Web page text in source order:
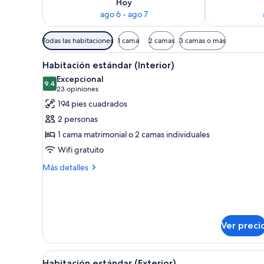
Hoy
ago 6 - ago 7
Filtros
disponibles
para
las
habitaciones
Todas las habitaciones 1 cama 2 camas 3 camas o más
Abrir
todas
las
fotos
de
Habitación
estándar
(Interior)
Una habitación de hotel con
6
Habitación estándar (Interior)
9.49.4 de 10
Excepcional
23 opiniones
(23
opiniones)
194 pies cuadrados
2 personas
1 cama matrimonial o 2 camas individuales
Wifi gratuito
Más detalles
Más
Ver
Abrir
Habitación de hotel con una
5